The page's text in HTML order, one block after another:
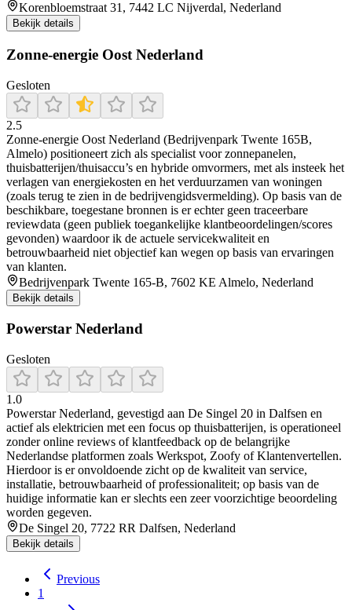
Korenbloemstraat 31, 7442 LC Nijverdal, Nederland
Bekijk details
Zonne-energie Oost Nederland
Gesloten
2.5
Zonne-energie Oost Nederland (Bedrijvenpark Twente 165B,
Almelo) positioneert zich als specialist voor zonnepanelen,
thuisbatterijen/thuisaccu’s en hybride omvormers, met als insteek het
verlagen van energiekosten en het verduurzamen van woningen
(zoals terug te zien in de bedrijvengidsvermelding). Op basis van de
beschikbare, toegestane bronnen is er echter geen traceerbare
reviewdata (geen publiek toegankelijke klantbeoordelingen/scores
gevonden) waardoor ik de actuele servicekwaliteit en
betrouwbaarheid niet objectief kan wegen op basis van ervaringen
van klanten.
Bedrijvenpark Twente 165-B, 7602 KE Almelo, Nederland
Bekijk details
Powerstar Nederland
Gesloten
1.0
Powerstar Nederland, gevestigd aan De Singel 20 in Dalfsen en
actief als elektricien met een focus op thuisbatterijen, is operationeel
zonder online reviews of klantfeedback op de belangrijke
Nederlandse platformen zoals Werkspot, Zoofy of Klantenvertellen.
Hierdoor is er onvoldoende zicht op de kwaliteit van service,
installatie, betrouwbaarheid of professionaliteit; op basis van de
huidige informatie kan er slechts een zeer voorzichtige beoordeling
worden gegeven.
De Singel 20, 7722 RR Dalfsen, Nederland
Bekijk details
Previous
1